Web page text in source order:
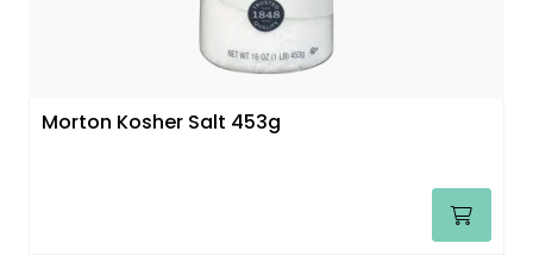
Morton Kosher Salt 453g